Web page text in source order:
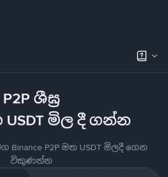
P2P ශීඝ්‍ර
USDT මිල දී ගන්න
P2P මත USDT මිලදී ගෙන
විකුණන්න